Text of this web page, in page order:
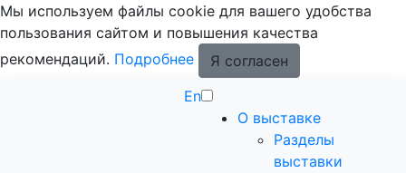
Мы используем файлы cookie для вашего удобства
пользования сайтом и повышения качества
рекомендаций. Подробнее
Я согласен
En
О выставке
Разделы
выставки